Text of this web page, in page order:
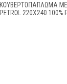
ΚΟΥΒΕΡΤΟΠΆΠΛΩΜΑ ΜΕ
PETROL 220Χ240 100%